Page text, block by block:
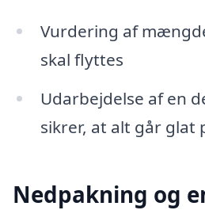
Vurdering af
skal flyttes
Udarbejdelse af en
sikrer, at alt går glat
Nedpakning og